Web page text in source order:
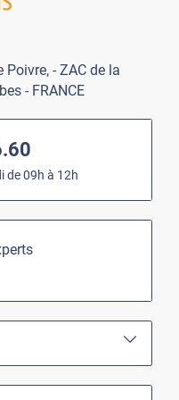
Poivre, - ZAC de la
- FRANCE
de 09h à 12h